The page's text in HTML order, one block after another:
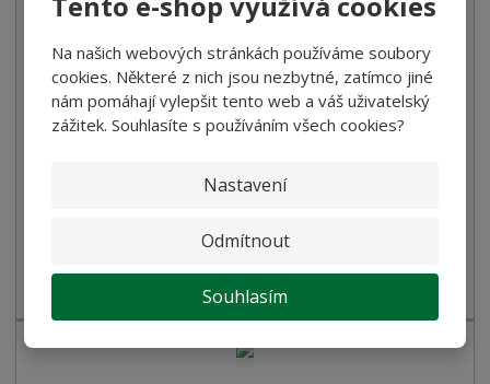
Na našich webových stránkách používáme soubory
cookies. Některé z nich jsou nezbytné, zatímco jiné
nám pomáhají vylepšit tento web a váš uživatelský
zážitek. Souhlasíte s používáním všech cookies?
Nastavení
Odmítnout
Souhlasím
Špagety tenké (Capellini) Reggia 500g
30,00 Kč
26,79 Kč bez DPH
SKLADEM